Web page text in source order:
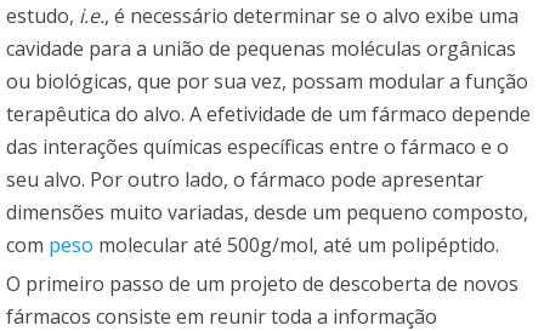
estudo, i.e., é necessário determinar se o alvo exibe uma
cavidade para a união de pequenas moléculas orgânicas
ou biológicas, que por sua vez, possam modular a função
terapêutica do alvo. A efetividade de um fármaco depende
das interações químicas específicas entre o fármaco e o
seu alvo. Por outro lado, o fármaco pode apresentar
dimensões muito variadas, desde um pequeno composto,
com peso molecular até 500g/mol, até um polipéptido.
O primeiro passo de um projeto de descoberta de novos
fármacos consiste em reunir toda a informação